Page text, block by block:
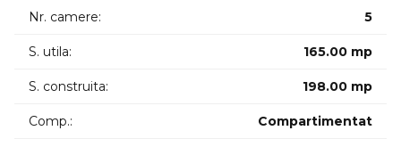
Dispune de 2 locuri de parcare in curte. Mobilierul nu este
Pretabil pentru activitati comerciale birouri cu posibilitate
complet echipat sau Spaţiu Birouri/Clinica.
Nr. camere: 5
S. utila: 165.00 mp
S. construita: 198.00 mp
Comp.: Compartimentat